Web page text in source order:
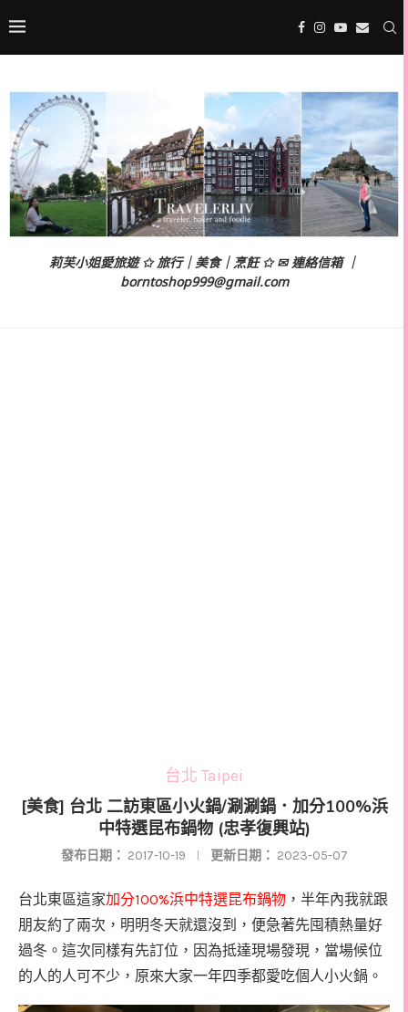
莉芙小姐愛旅遊 ✩ 旅行｜美食｜烹飪 ✩ ✉ 連絡信箱 ｜
borntoshop999@gmail.com
台北 Taipei
[美食] 台北 二訪東區小火鍋/涮涮鍋．加分100%浜
中特選昆布鍋物 (忠孝復興站)
發布日期： 2017-10-19 更新日期： 2023-05-07
台北東區這家加分100%浜中特選昆布鍋物 ，半年內我就跟
朋友約了兩次，明明冬天就還沒到，便急著先囤積熱量好
過冬。這次同樣有先訂位，因為抵達現場發現，當場候位
的人的人可不少，原來大家一年四季都愛吃個人小火鍋。